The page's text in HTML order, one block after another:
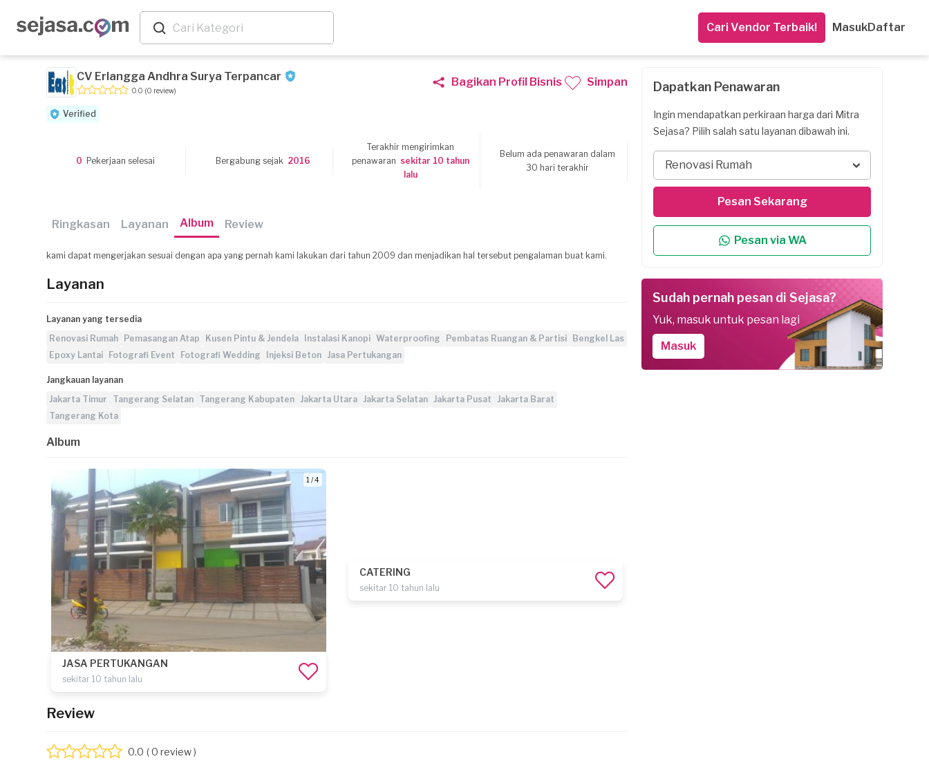
Cari Vendor Terbaik! MasukDaftar
CV Erlangga Andhra Surya Terpancar
0.0 (0 review)
Bagikan Profil Bisnis Simpan
Verified
0 Pekerjaan selesai Bergabung sejak 2016
Terakhir mengirimkan
penawaran sekitar 10 tahun
lalu
Belum ada penawaran dalam
30 hari terakhir
Ringkasan Layanan Album Review
kami dapat mengerjakan sesuai dengan apa yang pernah kami lakukan dari tahun 2009 dan menjadikan hal tersebut pengalaman buat kami.
Layanan
Layanan yang tersedia
Renovasi Rumah
Pemasangan Atap Kusen Pintu & Jendela Instalasi Kanopi Waterproofing Pembatas Ruangan & Partisi
Bengkel Las
Epoxy Lantai
Fotografi Event Fotografi Wedding Injeksi Beton Jasa Pertukangan
Jangkauan layanan
Jakarta Timur
Tangerang Selatan Tangerang Kabupaten Jakarta Utara Jakarta Selatan Jakarta Pusat
Jakarta Barat
Tangerang Kota
Album
1 / 4
JASA PERTUKANGAN
sekitar 10 tahun lalu
CATERING
sekitar 10 tahun lalu
Review
0.0 ( 0 review )
Dapatkan Penawaran
Ingin mendapatkan perkiraan harga dari Mitra
Sejasa? Pilih salah satu layanan dibawah ini.
Renovasi Rumah
Pesan Sekarang
Pesan via WA
Sudah pernah pesan di Sejasa?
Yuk, masuk untuk pesan lagi
Masuk